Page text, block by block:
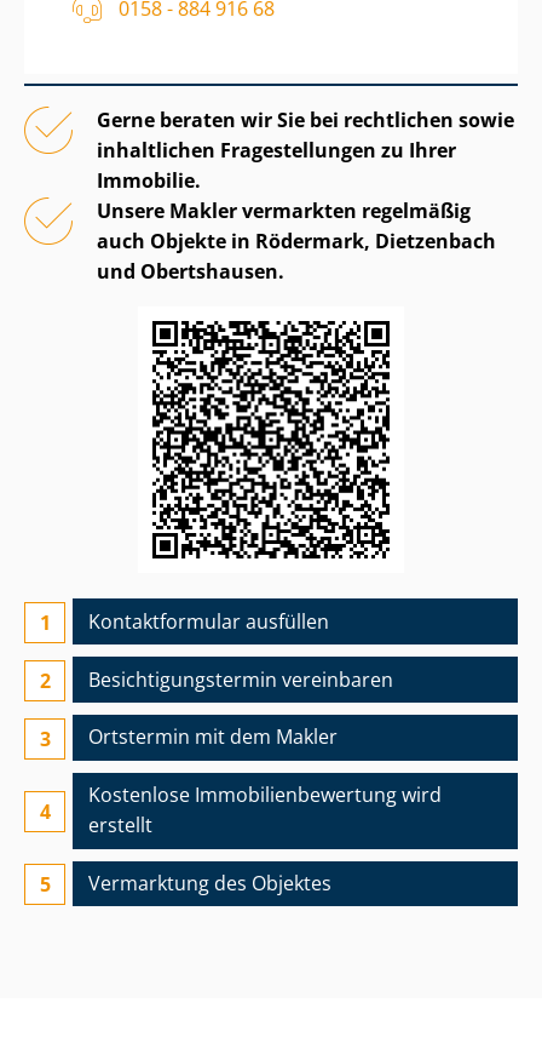
0158 - 884 916 68
Gerne beraten wir Sie bei rechtlichen sowie
inhaltlichen Fragestellungen zu Ihrer
Immobilie.
Unsere Makler vermarkten regelmäßig
auch Objekte in Rödermark, Dietzenbach
und Obertshausen.
Kontaktformular ausfüllen
Besichtigungs­termin vereinbaren
Ortstermin mit dem Makler
Kostenlose Im­mo­bi­li­en­be­wer­tung wird
erstellt
Vermarktung des Objektes